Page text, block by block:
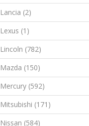
Lancia (2)
Lexus (1)
Lincoln (782)
Mazda (150)
Mercury (592)
Mitsubishi (171)
Nissan (584)